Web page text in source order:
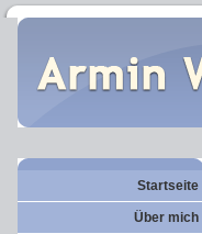
Startseite
Über mich